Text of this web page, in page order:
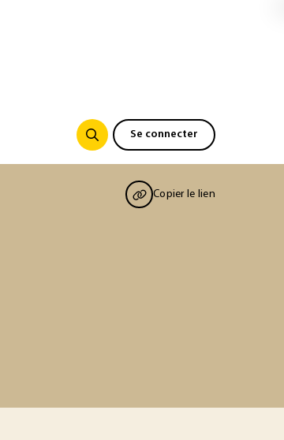
Se connecter
Copier le lien